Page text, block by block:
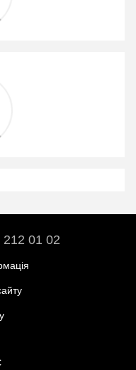
212 01 02